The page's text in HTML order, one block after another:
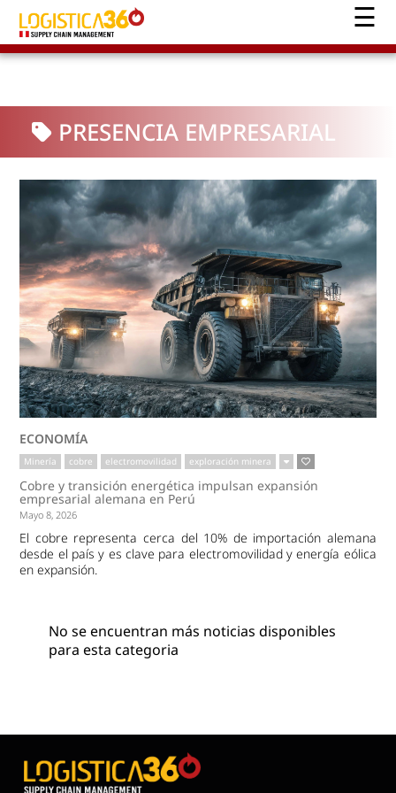
PRESENCIA EMPRESARIAL
ECONOMÍA
Minería cobre electromovilidad exploración minera
Cobre y transición energética impulsan expansión
empresarial alemana en Perú
Mayo 8, 2026
El cobre representa cerca del 10% de importación alemana
desde el país y es clave para electromovilidad y energía eólica
en expansión.
No se encuentran más noticias disponibles
para esta categoria